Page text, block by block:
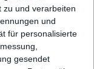
zu und verarbeiten
und
für personalisierte
gesendet